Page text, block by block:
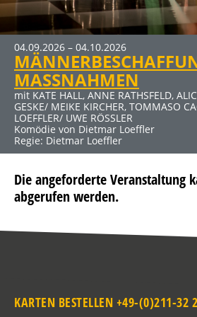
04.09.2026 – 04.10.2026
MASSNAHMEN
mit KATE HALL, ANNE RATHSFELD,
GESKE/ MEIKE KIRCHER, TOMMASO
LOEFFLER/ UWE RÖSSLER
Komödie von Dietmar Loeffler
Regie: Dietmar Loeffler
09.10.2026 – 15.11.2026
DER RAUSCH
mit JENS HAJEK, RON SPIEẞ, DIRK
Komödie von Thomas Vinterberg und
Die angeforderte Veranstaltung
abgerufen werden.
KARTEN BESTELLEN +49-(0)211-32